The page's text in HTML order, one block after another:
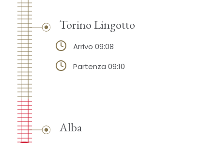
Torino Lingotto
Arrivo 09:08
Partenza 09:10
Alba